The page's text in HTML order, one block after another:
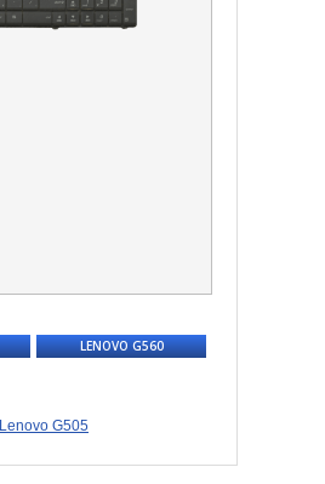
LENOVO G560
Lenovo G505